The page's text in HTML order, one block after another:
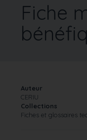
Fiche
Auteur
CERIU
Collections
Fiches et glossaires